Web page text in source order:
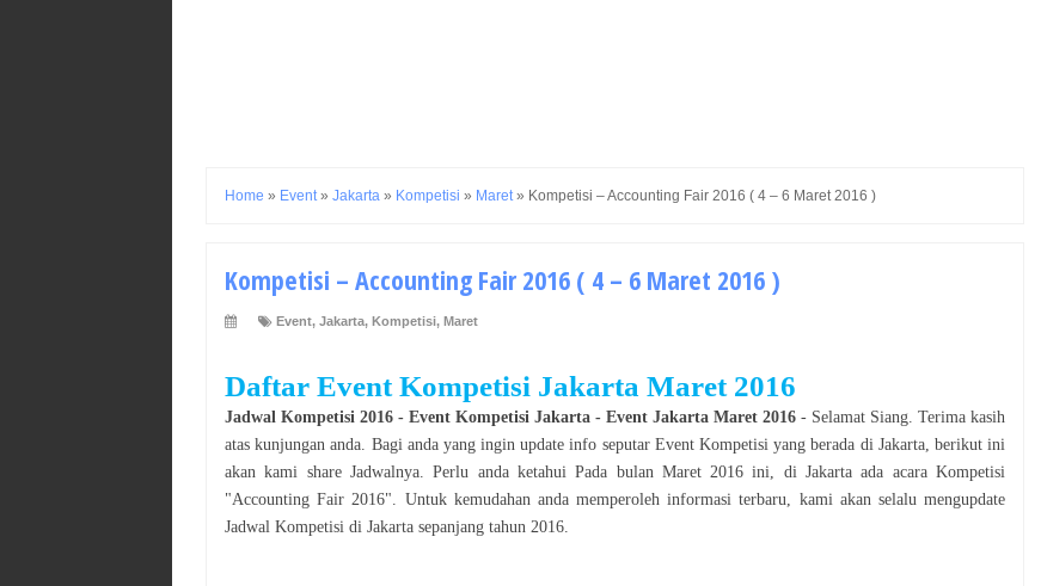
Home » Event » Jakarta » Kompetisi » Maret » Kompetisi – Accounting Fair 2016 ( 4 – 6 Maret 2016 )
Kompetisi – Accounting Fair 2016 ( 4 – 6 Maret 2016 )
Event, Jakarta, Kompetisi, Maret
Daftar Event Kompetisi Jakarta Maret 2016
Jadwal Kompetisi 2016 - Event Kompetisi Jakarta - Event Jakarta Maret 2016 - Selamat Siang . Terima kasih
atas kunjungan anda. Bagi anda yang ingin update info seputar Event Kompetisiyang berada di Jakarta, berikut ini
akan kami share Jadwalnya. Perlu anda ketahui Pada bulan Maret 2016 ini, diJakarta ada acara Kompetisi
"Accounting Fair 2016". Untuk kemudahan anda memperoleh informasi terbaru, kami akan selalu mengupdate
Jadwal Kompetisi di Jakarta sepanjang tahun 2016